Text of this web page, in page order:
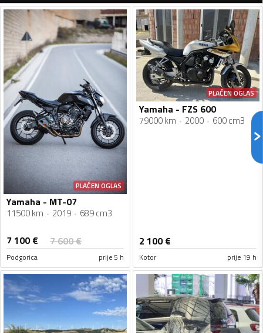
PLAĆEN OGLAS
Yamaha - MT-07
11500 km 2019 689 cm3
7 100€ 7 600€
Podgorica prije 5 h
PLAĆEN OGLAS
Yamaha - FZS 600
79000 km 2000 600 cm3
2 100€
Kotor prije 19 h